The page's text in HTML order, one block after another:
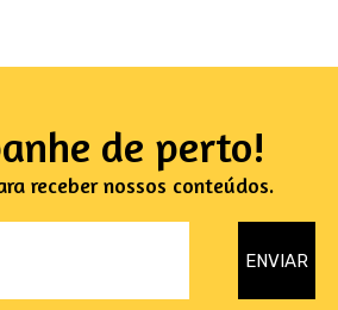
de perto!
receber nossos conteúdos.